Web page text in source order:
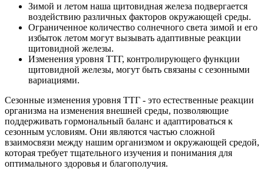
Зимой и летом наша щитовидная железа подвергается
воздействию различных факторов окружающей среды.
Ограниченное количество солнечного света зимой и его
избыток летом могут вызывать адаптивные реакции
щитовидной железы.
Изменения уровня ТТГ, контролирующего функции
щитовидной железы, могут быть связаны с сезонными
вариациями.
Сезонные изменения уровня ТТГ - это естественные реакции
организма на изменения внешней среды, позволяющие
поддерживать гормональный баланс и адаптироваться к
сезонным условиям. Они являются частью сложной
взаимосвязи между нашим организмом и окружающей средой,
которая требует тщательного изучения и понимания для
оптимального здоровья и благополучия.